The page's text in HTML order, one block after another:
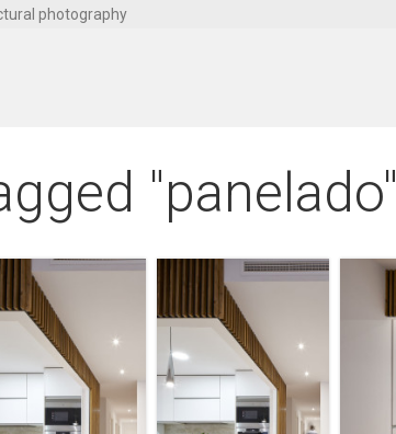
photography
"panelado"